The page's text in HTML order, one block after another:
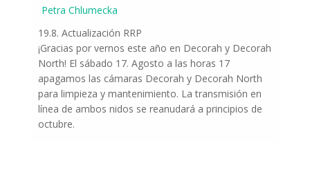
Petra Chlumecka
19.8. Actualización RRP
¡Gracias por vernos este año en Decorah y Decorah
North! El sábado 17. Agosto a las horas 17
apagamos las cámaras Decorah y Decorah North
para limpieza y mantenimiento. La transmisión en
línea de ambos nidos se reanudará a principios de
octubre.